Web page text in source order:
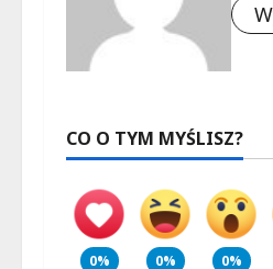
CO O TYM MYŚLISZ?
0% 0% 0%